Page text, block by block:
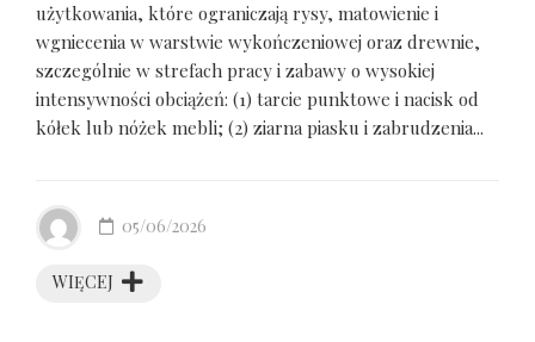
użytkowania, które ograniczają rysy, matowienie i
wgniecenia w warstwie wykończeniowej oraz drewnie,
szczególnie w strefach pracy i zabawy o wysokiej
intensywności obciążeń: (1) tarcie punktowe i nacisk od
kółek lub nóżek mebli; (2) ziarna piasku i zabrudzenia...
WIĘCEJ
05/06/2026